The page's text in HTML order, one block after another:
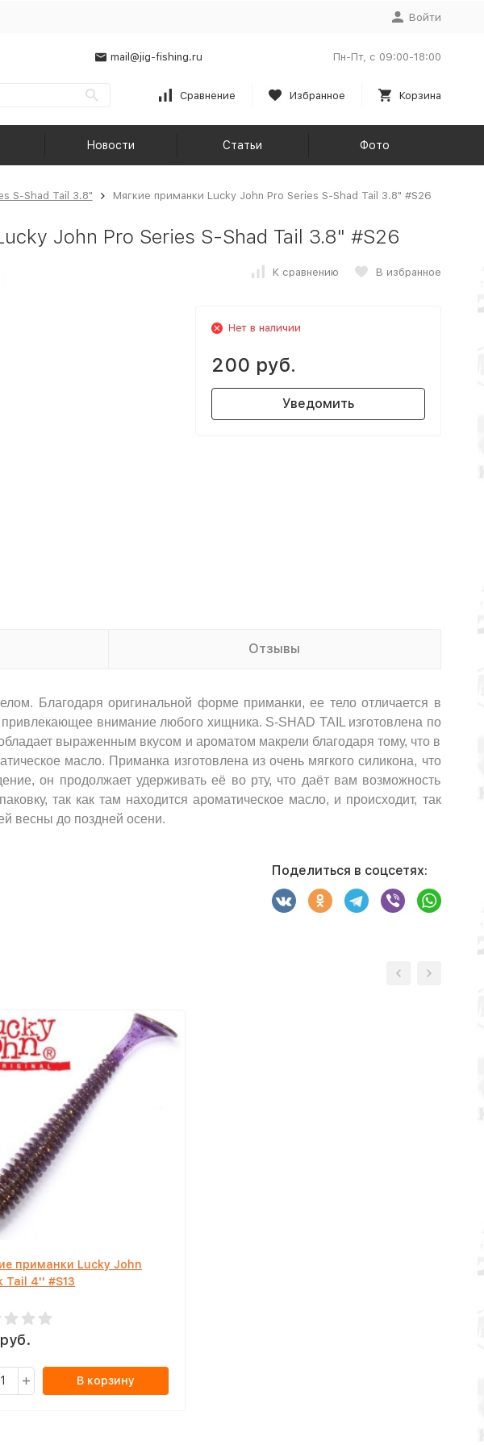
Войти
mail@jig-fishing.ru Пн-Пт, с 09:00-18:00
Сравнение Избранное Корзина
Новости Статьи Фото
S-Shad Tail 3.8" Мягкие приманки Lucky John Pro Series S-Shad Tail 3.8" #S26
John Pro Series S-Shad Tail 3.8" #S26
К сравнению В избранное
Нет в наличии
200 руб.
Уведомить
Отзывы
Благодаря оригинальной форме приманки, ее тело отличается в
внимание любого хищника. S-SHAD TAIL изготовлена по
выраженным вкусом и ароматом макрели благодаря тому, что в
масло. Приманка изготовлена из очень мягкого силикона, что
он продолжает удерживать её во рту, что даёт вам возможность
так как там находится ароматическое масло, и происходит, так
весны до поздней осени.
Поделиться в соцсетях:
приманки Lucky John
Tail 4'' #S13
В корзину